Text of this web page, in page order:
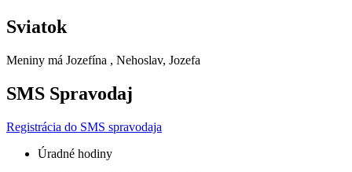
Sviatok
Meniny má Jozefína , Nehoslav, Jozefa
SMS Spravodaj
Registrácia do SMS spravodaja
Úradné hodiny